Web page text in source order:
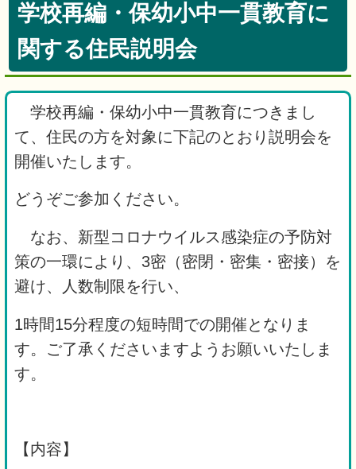
学校再編・保幼小中一貫教育に
関する住民説明会
学校再編・保幼小中一貫教育につきまし
て、住民の方を対象に下記のとおり説明会を
開催いたします。
どうぞご参加ください。
なお、新型コロナウイルス感染症の予防対
策の一環により、3密（密閉・密集・密接）を
避け、人数制限を行い、
1時間15分程度の短時間での開催となりま
す。ご了承くださいますようお願いいたしま
す。
【内容】